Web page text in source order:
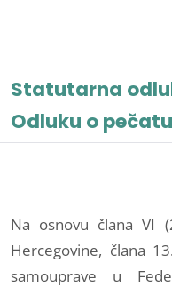
Statutarna
Odluku o
Na osnovu člana VI
Hercegovine, člana
samouprave u